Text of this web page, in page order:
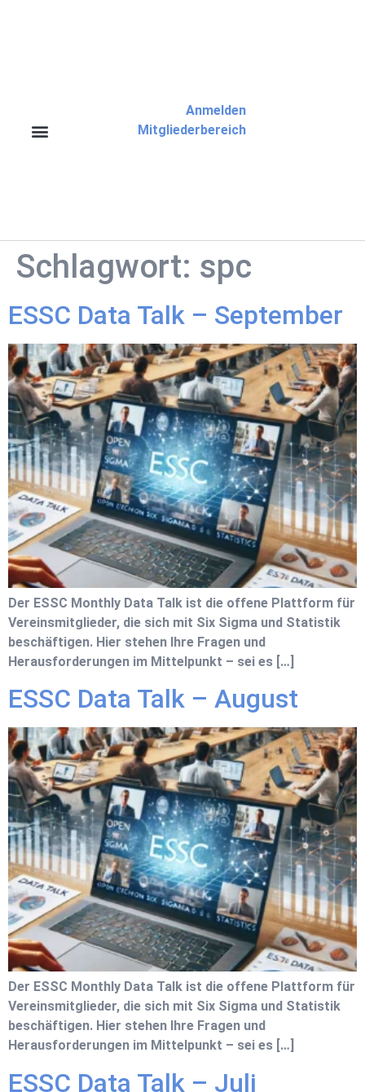
Anmelden
Mitgliederbereich
Schlagwort: spc
ESSC Data Talk – September
Der ESSC Monthly Data Talk ist die offene Plattform für
Vereinsmitglieder, die sich mit Six Sigma und Statistik
beschäftigen. Hier stehen Ihre Fragen und
Herausforderungen im Mittelpunkt – sei es […]
ESSC Data Talk – August
Der ESSC Monthly Data Talk ist die offene Plattform für
Vereinsmitglieder, die sich mit Six Sigma und Statistik
beschäftigen. Hier stehen Ihre Fragen und
Herausforderungen im Mittelpunkt – sei es […]
ESSC Data Talk – Juli